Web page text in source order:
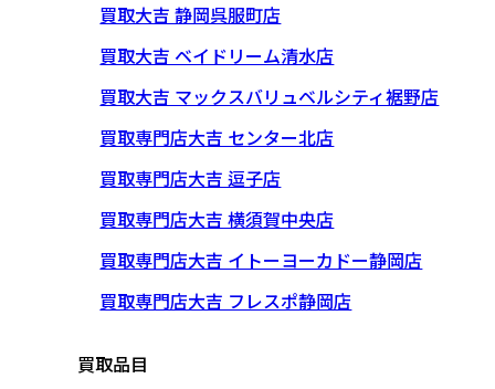
買取大吉 静岡呉服町店
買取大吉 ベイドリーム清水店
買取大吉 マックスバリュベルシティ裾野店
買取専門店大吉 センター北店
買取専門店大吉 逗子店
買取専門店大吉 横須賀中央店
買取専門店大吉 イトーヨーカドー静岡店
買取専門店大吉 フレスポ静岡店
買取品目